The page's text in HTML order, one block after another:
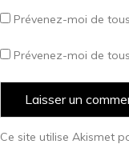
Prévenez-moi de
Prévenez-moi de
Ce site utilise Akismet